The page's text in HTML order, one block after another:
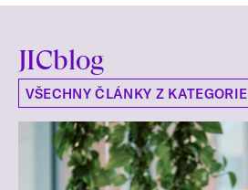
JICblog
VŠECHNY ČLÁNKY Z KATEGORIE